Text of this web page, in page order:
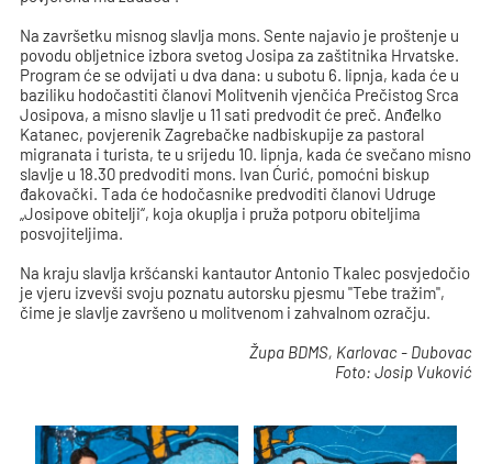
Na završetku misnog slavlja mons. Sente najavio je proštenje u
povodu obljetnice izbora svetog Josipa za zaštitnika Hrvatske.
Program će se odvijati u dva dana: u subotu 6. lipnja, kada će u
baziliku hodočastiti članovi Molitvenih vjenčića Prečistog Srca
Josipova, a misno slavlje u 11 sati predvodit će preč. Anđelko
Katanec, povjerenik Zagrebačke nadbiskupije za pastoral
migranata i turista, te u srijedu 10. lipnja, kada će svečano misno
slavlje u 18.30 predvoditi mons. Ivan Ćurić, pomoćni biskup
đakovački. Tada će hodočasnike predvoditi članovi Udruge
„Josipove obitelji“, koja okuplja i pruža potporu obiteljima
posvojiteljima.
Na kraju slavlja kršćanski kantautor Antonio Tkalec posvjedočio
je vjeru izvevši svoju poznatu autorsku pjesmu "Tebe tražim",
čime je slavlje završeno u molitvenom i zahvalnom ozračju.
Župa BDMS, Karlovac - Dubovac
Foto: ​Josip Vuković